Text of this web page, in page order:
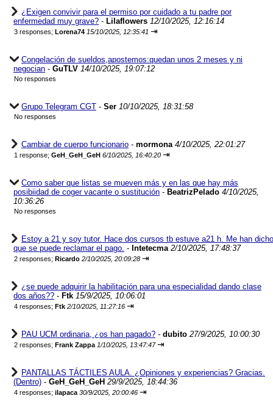
¿Exigen convivir para el permiso por cuidado a tu padre por
enfermedad muy grave? - Lilaflowers 12/10/2025, 12:16:14
3 responses; Lorena74 15/10/2025, 12:35:41 ⇥
Congelación de sueldos,apostemos:quedan unos 2 meses y ni
negocian - GuTLV 14/10/2025, 19:07:12
No responses
Grupo Telegram CGT - Ser 10/10/2025, 18:31:58
No responses
Cambiar de cuerpo funcionario - mormona 4/10/2025, 22:01:27
1 response; GeH_GeH_GeH 6/10/2025, 16:40:20 ⇥
Como saber que listas se mueven más y en las que hay más
posibiidad de coger vacante o sustitución - BeatrizPelado 4/10/2025,
10:36:26
No responses
Estoy a 21 y soy tutor. Hace dos cursos tb estuve a21 h. Me han dicho
que se puede reclamar el pago. - Intetecma 2/10/2025, 17:48:37
2 responses; Ricardo 2/10/2025, 20:09:28 ⇥
¿se puede adquirir la habilitación para una especialidad dando clase
dos años?? - Ftk 15/9/2025, 10:06:01
4 responses; Ftk 2/10/2025, 11:27:16 ⇥
PAU UCM ordinaria, ¿os han pagado? - dubito 27/9/2025, 10:00:30
2 responses; Frank Zappa 1/10/2025, 13:47:47 ⇥
PANTALLAS TÁCTILES AULA. ¿Opiniones y experiencias? Gracias.
(Dentro) - GeH_GeH_GeH 29/9/2025, 18:44:36
4 responses; ilapaca 30/9/2025, 20:00:46 ⇥